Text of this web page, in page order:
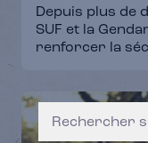
Depuis plus de
SUF et la
renforcer la
👮‍♀️Avant
contact avec la
proche du lieu